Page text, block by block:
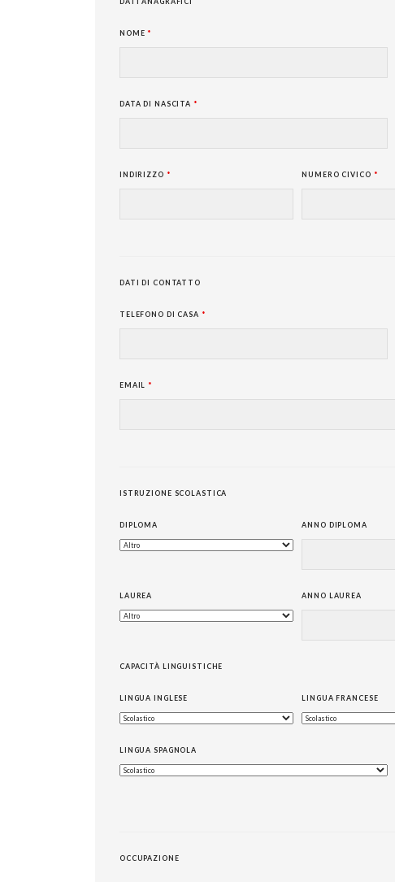
NOME *
DATA DI NASCITA *
INDIRIZZO * NUMERO CIVICO *
DATI DI CONTATTO
TELEFONO DI CASA *
EMAIL *
ISTRUZIONE SCOLASTICA
DIPLOMA ANNO DIPLOMA
LAUREA ANNO LAUREA
CAPACITÀ LINGUISTICHE
LINGUA INGLESE LINGUA FRANCESE
LINGUA SPAGNOLA
OCCUPAZIONE